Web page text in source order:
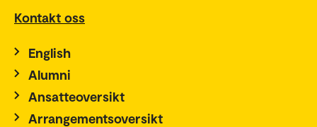
Kontakt oss
English
Alumni
Ansatteoversikt
Arrangementsoversikt